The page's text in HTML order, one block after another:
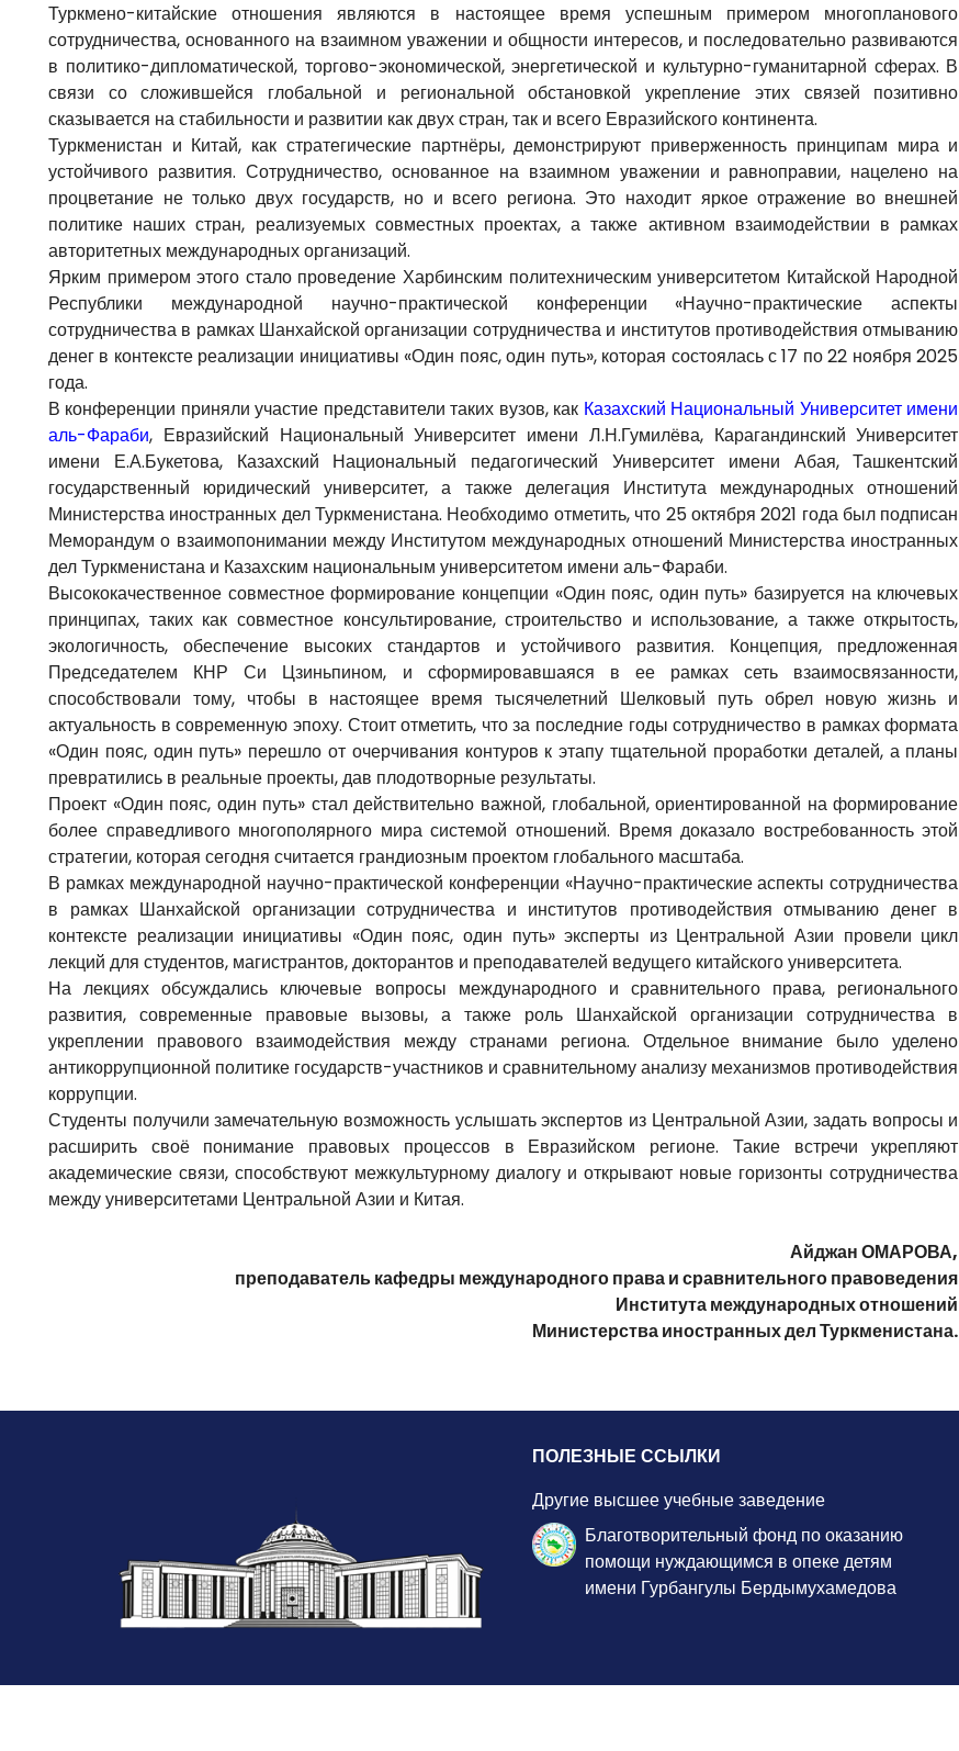
Туркмено-китайские отношения являются в настоящее время успешным примером многопланового
сотрудничества, основанного на взаимном уважении и общности интересов, и последовательно развиваются
в политико-дипломатической, торгово-экономической, энергетической и культурно-гуманитарной сферах. В
связи со сложившейся глобальной и региональной обстановкой укрепление этих связей позитивно
сказывается на стабильности и развитии как двух стран, так и всего Евразийского континента.
Туркменистан и Китай, как стратегические партнёры, демонстрируют приверженность принципам мира и
устойчивого развития. Сотрудничество, основанное на взаимном уважении и равноправии, нацелено на
процветание не только двух государств, но и всего региона. Это находит яркое отражение во внешней
политике наших стран, реализуемых совместных проектах, а также активном взаимодействии в рамках
авторитетных международных организаций.
Ярким примером этого стало проведение Харбинским политехническим университетом Китайской Народной
Республики международной научно-практической конференции «Научно-практические аспекты
сотрудничества в рамках Шанхайской организации сотрудничества и институтов противодействия отмыванию
денег в контексте реализации инициативы «Один пояс, один путь», которая состоялась с 17 по 22 ноября 2025
года.
В конференции приняли участие представители таких вузов, как Казахский Национальный Университет имени
аль-Фараби, Евразийский Национальный Университет имени Л.Н.Гумилёва, Карагандинский Университет
имени Е.А.Букетова, Казахский Национальный педагогический Университет имени Абая, Ташкентский
государственный юридический университет, а также делегация Института международных отношений
Министерства иностранных дел Туркменистана. Необходимо отметить, что 25 октября 2021 года был подписан
Меморандум о взаимопонимании между Институтом международных отношений Министерства иностранных
дел Туркменистана и Казахским национальным университетом имени аль-Фараби.
Высококачественное совместное формирование концепции «Один пояс, один путь» базируется на ключевых
принципах, таких как совместное консультирование, строительство и использование, а также открытость,
экологичность, обеспечение высоких стандартов и устойчивого развития. Концепция, предложенная
Председателем КНР Си Цзиньпином, и сформировавшаяся в ее рамках сеть взаимосвязанности,
способствовали тому, чтобы в настоящее время тысячелетний Шелковый путь обрел новую жизнь и
актуальность в современную эпоху. Стоит отметить, что за последние годы сотрудничество в рамках формата
«Один пояс, один путь» перешло от очерчивания контуров к этапу тщательной проработки деталей, а планы
превратились в реальные проекты, дав плодотворные результаты.
Проект «Один пояс, один путь» стал действительно важной, глобальной, ориентированной на формирование
более справедливого многополярного мира системой отношений. Время доказало востребованность этой
стратегии, которая сегодня считается грандиозным проектом глобального масштаба.
В рамках международной научно-практической конференции «Научно-практические аспекты сотрудничества
в рамках Шанхайской организации сотрудничества и институтов противодействия отмыванию денег в
контексте реализации инициативы «Один пояс, один путь» эксперты из Центральной Азии провели цикл
лекций для студентов, магистрантов, докторантов и преподавателей ведущего китайского университета.
На лекциях обсуждались ключевые вопросы международного и сравнительного права, регионального
развития, современные правовые вызовы, а также роль Шанхайской организации сотрудничества в
укреплении правового взаимодействия между странами региона. Отдельное внимание было уделено
антикоррупционной политике государств-участников и сравнительному анализу механизмов противодействия
коррупции.
Студенты получили замечательную возможность услышать экспертов из Центральной Азии, задать вопросы и
расширить своё понимание правовых процессов в Евразийском регионе. Такие встречи укрепляют
академические связи, способствуют межкультурному диалогу и открывают новые горизонты сотрудничества
между университетами Центральной Азии и Китая.
Айджан ОМАРОВА,
преподаватель кафедры международного права и сравнительного правоведения
Института международных отношений
Министерства иностранных дел Туркменистана.
ПОЛЕЗНЫЕ ССЫЛКИ
Другие высшее учебные заведение
Благотворительный фонд по оказанию
помощи нуждающимся в опеке детям
имени Гурбангулы Бердымухамедова